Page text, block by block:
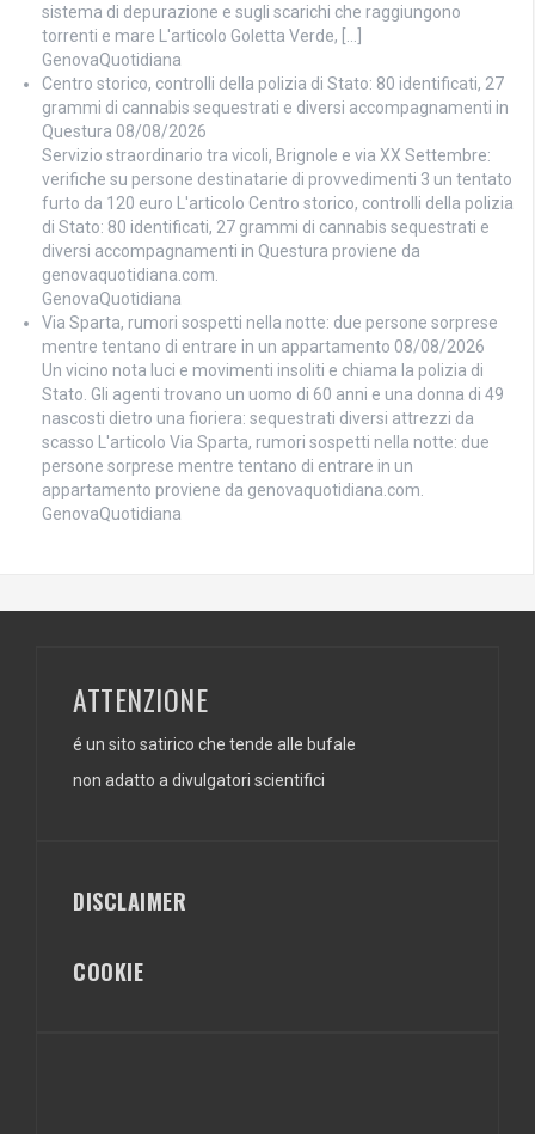
sistema di depurazione e sugli scarichi che raggiungono
torrenti e mare L'articolo Goletta Verde, […]
GenovaQuotidiana
Centro storico, controlli della polizia di Stato: 80 identificati, 27
grammi di cannabis sequestrati e diversi accompagnamenti in
Questura 08/08/2026
Servizio straordinario tra vicoli, Brignole e via XX Settembre:
verifiche su persone destinatarie di provvedimenti 3 un tentato
furto da 120 euro L'articolo Centro storico, controlli della polizia
di Stato: 80 identificati, 27 grammi di cannabis sequestrati e
diversi accompagnamenti in Questura proviene da
genovaquotidiana.com.
GenovaQuotidiana
Via Sparta, rumori sospetti nella notte: due persone sorprese
mentre tentano di entrare in un appartamento 08/08/2026
Un vicino nota luci e movimenti insoliti e chiama la polizia di
Stato. Gli agenti trovano un uomo di 60 anni e una donna di 49
nascosti dietro una fioriera: sequestrati diversi attrezzi da
scasso L'articolo Via Sparta, rumori sospetti nella notte: due
persone sorprese mentre tentano di entrare in un
appartamento proviene da genovaquotidiana.com.
GenovaQuotidiana
ATTENZIONE
é un sito satirico che tende alle bufale
non adatto a divulgatori scientifici
DISCLAIMER
COOKIE